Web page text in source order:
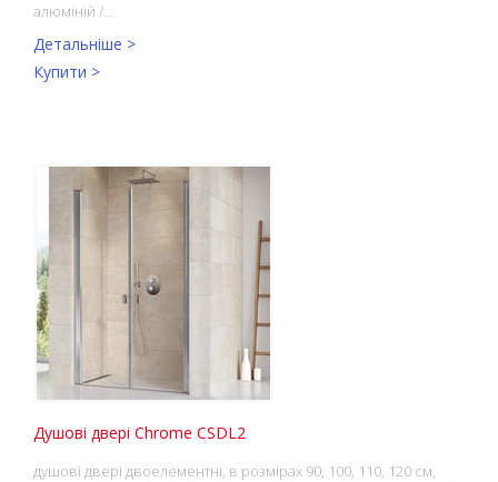
алюміній /…
Детальніше >
Купити >
Душові двері Chrome CSDL2
душові двері двоелементні, в розмірах 90, 100, 110, 120 см,